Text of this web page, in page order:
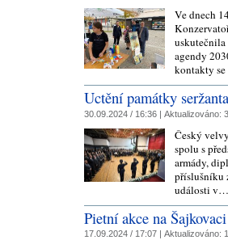
Ve dnech
uskutečnila
agendy
kontakty
Uctění památky
30.09.2024 / 16:36 | Aktualizováno:
Český
spolu s
armády,
příslušníku
události
Pietní akce na Šajkovaci
17.09.2024 / 17:07 | Aktualizováno: